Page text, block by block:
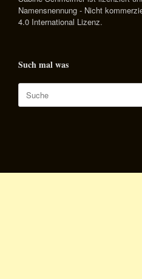
Namensnennung - Nicht
4.0 International Lizenz.
Such mal was
Suche
nach: